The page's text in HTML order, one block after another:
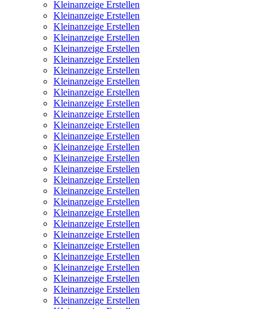
Kleinanzeige Erstellen
Kleinanzeige Erstellen
Kleinanzeige Erstellen
Kleinanzeige Erstellen
Kleinanzeige Erstellen
Kleinanzeige Erstellen
Kleinanzeige Erstellen
Kleinanzeige Erstellen
Kleinanzeige Erstellen
Kleinanzeige Erstellen
Kleinanzeige Erstellen
Kleinanzeige Erstellen
Kleinanzeige Erstellen
Kleinanzeige Erstellen
Kleinanzeige Erstellen
Kleinanzeige Erstellen
Kleinanzeige Erstellen
Kleinanzeige Erstellen
Kleinanzeige Erstellen
Kleinanzeige Erstellen
Kleinanzeige Erstellen
Kleinanzeige Erstellen
Kleinanzeige Erstellen
Kleinanzeige Erstellen
Kleinanzeige Erstellen
Kleinanzeige Erstellen
Kleinanzeige Erstellen
Kleinanzeige Erstellen